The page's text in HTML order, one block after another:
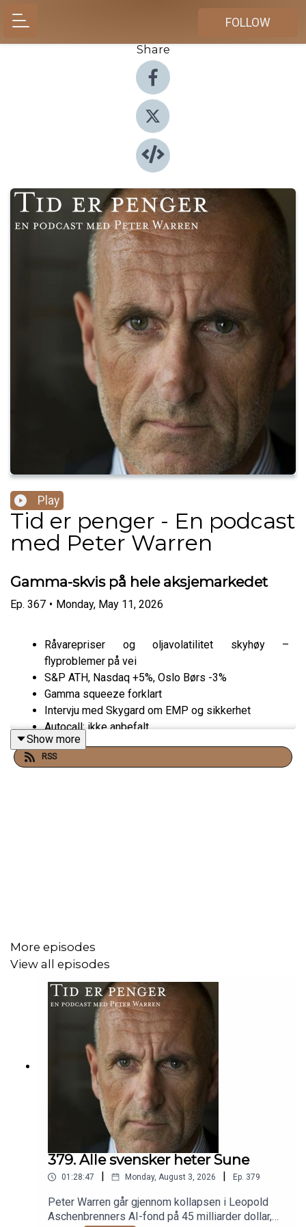
FOLLOW
Share
Play
Tid er penger - En podcast
med Peter Warren
Gamma-skvis på hele aksjemarkedet
Ep. 367 • Monday, May 11, 2026
Råvarepriser og oljavolatilitet skyhøy –
flyproblemer på vei
S&P ATH, Nasdaq +5%, Oslo Børs -3%
Gamma squeeze forklart
Intervju med Skygard om EMP og sikkerhet
Autocall: ikke anbefalt
Hyperliquid mest lønnsom per ansatt
Presentert av Skygard – skygard.no
Show more
RSS
More episodes
View all episodes
379. Alle svensker heter Sune
01:28:47 Monday, August 3, 2026 Ep. 379
Peter Warren går gjennom kollapsen i Leopold
Aschenbrenners AI-fond på 45 milliarder dollar,